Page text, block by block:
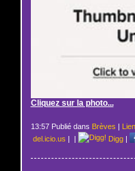
Cliquez sur la photo...
13:57 Publié dans Brèves |
del.icio.us | | Digg|